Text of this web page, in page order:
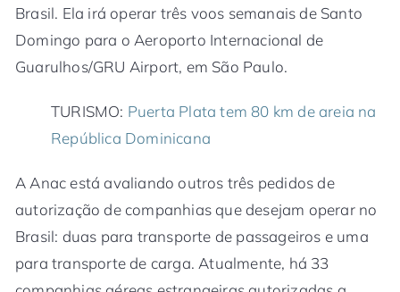
Brasil. Ela irá operar três voos semanais de Santo
Domingo para o Aeroporto Internacional de
Guarulhos/GRU Airport, em São Paulo.
TURISMO: Puerta Plata tem 80 km de areia na
República Dominicana
A Anac está avaliando outros três pedidos de
autorização de companhias que desejam operar no
Brasil: duas para transporte de passageiros e uma
para transporte de carga. Atualmente, há 33